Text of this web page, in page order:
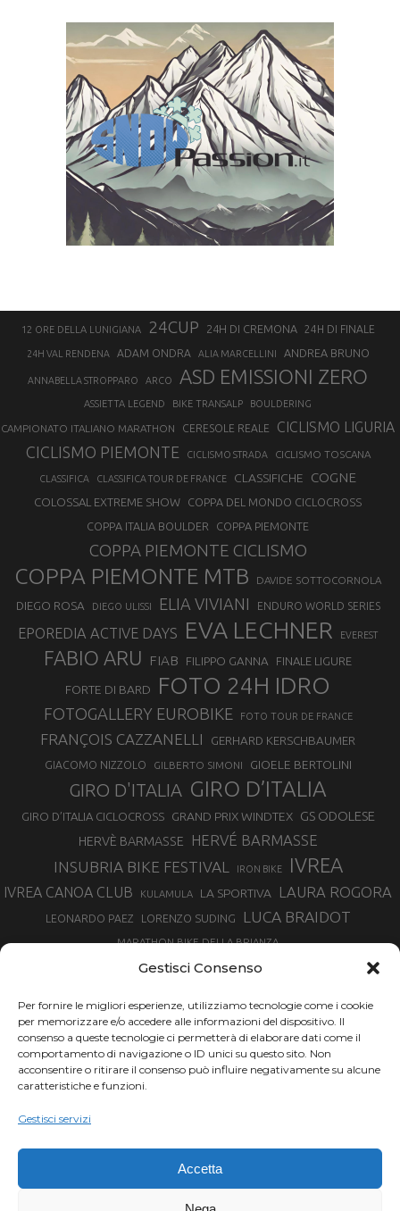
Gestisci Consenso
Per fornire le migliori esperienze, utilizziamo tecnologie come i cookie
per memorizzare e/o accedere alle informazioni del dispositivo. Il
consenso a queste tecnologie ci permetterà di elaborare dati come il
comportamento di navigazione o ID unici su questo sito. Non
acconsentire o ritirare il consenso può influire negativamente su alcune
caratteristiche e funzioni.
Gestisci servizi
Accetta
12 ORE DELLA LUNIGIANA 24CUP 24H DI CREMONA 24H DI FINALE
24H VAL RENDENA ADAM ONDRA ALIA MARCELLINI ANDREA BRUNO
ANNABELLA STROPPARO ARCO ASD EMISSIONI ZERO
ASSIETTA LEGEND BIKE TRANSALP BOULDERING
CAMPIONATO ITALIANO MARATHON CERESOLE REALE CICLISMO LIGURIA
CICLISMO PIEMONTE CICLISMO STRADA CICLISMO TOSCANA
CLASSIFICA CLASSIFICA TOUR DE FRANCE CLASSIFICHE COGNE
COLOSSAL EXTREME SHOW
COPPA DEL MONDO CICLOCROSS
COPPA ITALIA BOULDER
COPPA PIEMONTE
COPPA PIEMONTE CICLISMO
COPPA PIEMONTE MTB DAVIDE SOTTOCORNOLA
DIEGO ROSA DIEGO ULISSI ELIA VIVIANI ENDURO WORLD SERIES
EPOREDIA ACTIVE DAYS EVA LECHNER EVEREST
FABIO ARU FIAB FILIPPO GANNA FINALE LIGURE
FORTE DI BARD FOTO 24H IDRO
FOTOGALLERY EUROBIKE FOTO TOUR DE FRANCE
FRANÇOIS CAZZANELLI GERHARD KERSCHBAUMER
GIACOMO NIZZOLO GILBERTO SIMONI GIOELE BERTOLINI
GIRO D'ITALIA GIRO D’ITALIA
GIRO D’ITALIA CICLOCROSS GRAND PRIX WINDTEX GS ODOLESE
HERVÈ BARMASSE
HERVÉ BARMASSE
INSUBRIA BIKE FESTIVAL
IRON BIKE IVREA
IVREA CANOA CLUB KULAMULA LA SPORTIVA LAURA ROGORA
LEONARDO PAEZ LORENZO SUDING LUCA BRAIDOT
MARATHON BIKE DELLA BRIANZA
MARCO AURELIO FONTANA
MARTINO FRUET MATHIEU VAN DER POEL MATTEO TRENTIN MIKE FELDERER
MIRKO CELESTINO NIBALI
NINO SCHURTER
PARCO NAZIONALE GRAN PARADISO
PROMENADO BIKE
SIMONE MORO
TOUR DE FRANCE
VINCENZO NIBALI